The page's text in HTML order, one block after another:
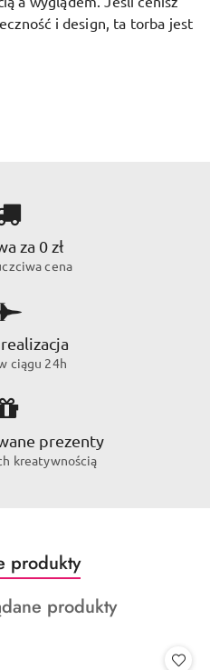
i design, ta torba jest
za 0 zł
cena
ciągu 24h
prezenty
kreatywnością
produkty
produkty